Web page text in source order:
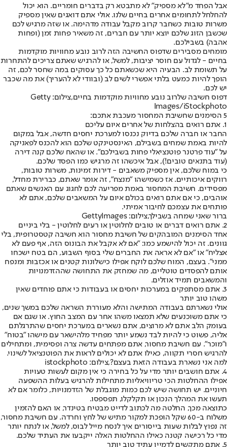
אבל הפחד מ"לא מספיק" לא מתבטא רק בדברים חומריים. הוא יכול
להחלחל לתחומים אחרים בחיים שלנו. אולי אתם דואגים שאין מספיק
משרות טובות כשחבר קרוב מקבל עבודה מדהימה. או שזה מרגיש לכם
שכשבן הזוג שלכם יוצא יותר עם חברים, זה משאיר פחות זמן (ופחות
אהבה) בשבילכם.
מומחים מסבירים שדפוס החשיבה הזה לרוב נובע מחוויות מוקדמות
בחיים - לגדול עם חוסר יציבות, למשל, או להרגיש שאתם צריכים להתחרות
על תשומת לב. הבעיה היא שכשאתם כל כך עסוקים במה שחסר לכם, זה
הופך להיות כמעט בלתי אפשרי לשים לב (ובוודי לא להעריך) את מה שכבר
יש לכם.
דפוס חשיבה שלרוב נובע מחוויות מוקדמות בחיים,צילום: Getty
Images/iStockphoto
5 הסימנים שחשיבת המחסור מעכבת אתכם:
1. אתם רואים בהצלחות של אחרים איום עליכם
החבר או חברה שלכם בדיוק נכנסו למערכת יחסים חדשה, אבל במקום
להיות באמת שמחים בשבילם, האינסטינקט שלכם הוא להכנס לפאניקה
על "עוד פרטנר פוטנציאלי פחות בשבילכם". או שהאח שלכם קנה דירה
(עוד בתנאים טובים!), אבל איכשהו זה מרגיש כמו הפסד שלכם.
כי במוח שלכם, אין מספיק משאבים - דירות זמינות, משרות טובות,
רווקים איכותיים. אז כשמישהו "מנצח", זה אומר שאתם, כברירת מחדל,
מפסידים. חשיבת המחסור באמת מפריעה לכם לחגוג עם האנשים שאתם
אוהבים, כי אם אתם רואים בכולם איום על המשאבים שלכם, אתם לא
פותחים את עצמכם לחיבור אמיתי.
ברור שאני שמחה בשבילך,צילום: GettyImages
2. אתם רואים דברים או טובים לחלוטין או רעים לחלוטין - בלי ביניים
אחד הסימנים המובהקים של חשיבת מחסור הוא חשיבה קטסטרופית, בלי
גוונים. זה יכול להישמע כמו: "אם לא אקבל את הבונוס הזה, אף פעם לא
אצליח" או "אם לא אראה את החברים שלי בסוף השבוע, הם בטח ישכחו
ממני". בעצם, המוח שלכם לוקח אפילו כישלונות קטנים או אכזבות ומנפח
אותם להפסדים טוטליים, מה שמחזק את התחושה שההזדמנויות
והמשאבים תמיד אוזלים.
3. אתם מסתפקים במערכות יחסים או בעבודות כי אתם פוחדים שאין
משהו טוב יותר
אולי נשארתם בעבודה המתישה והלא מעוררת השראה שלכם במשך שנים,
כי אתם משוכנעים שלא תמצאו משהו אחר עם המצב החוץ. או שגם אם
בעומק הלב אתם לא מרוצים, אתם נשארים במערכת יחסים שהתרגלתם
אליה, פשוט כי להיות לבד נשמע יותר מפחיד מלהישאר עם מישהו "בטוח"
ו"מוכר". עם חשיבת מחסור, אתם מפתחים עדשה צרה ופסימית, ומתחילים
להרגיש חסרי תקווה, כאילו אתם לא יכולים לראות את הפוטנציאל לשינוי.
למה אני נשארת בעבודה הזאת בעצם?,צילום: istockphoto
4. אתם חושבים יותר מדי על כל בחירה כי אין מקום לעשות טעויות
אפילו ההחלטות הכי טריוויאליות מתחילות להרגיש בעלות ההשפעה
חיוניים. יש תחושה שיש לכם כמות מוגבלת של הזדמנויות, כלומר אם לא
תעשו את המהלך הנכון או תקלקלו, תפספסו.
כתוצאה מכך, החלטה מה לכתוב לדייט מבטיח בטינדר, או האם להזמין
משלוח ב-60 שקל הופכת למקור מתיש של לחץ וחרדה. עם חשיבת מחסור,
זה נפוץ לבלות שעות בייסורים איך לנסח מייל לבוס, למשל, או לנתח יותר
מדי כל רכישה קטנה כאילו ההחלטות האלה ייקבעו את העתיד שלכם.
5. אתם מתקשים לדמיין עתיד טוב יותר